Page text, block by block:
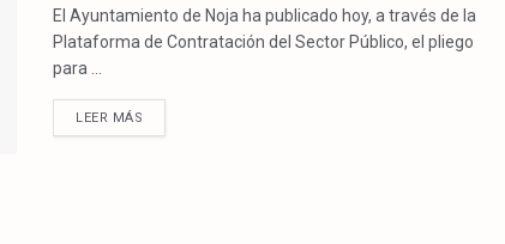
El Ayuntamiento de Noja ha publicado hoy, a través de la
Plataforma de Contratación del Sector Público, el pliego
para ...
LEER MÁS